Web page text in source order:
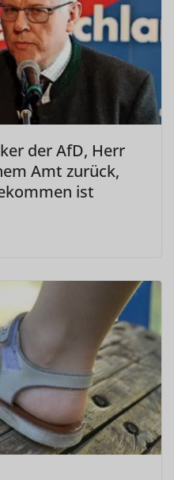
der AfD, Herr
Amt zurück,
ist